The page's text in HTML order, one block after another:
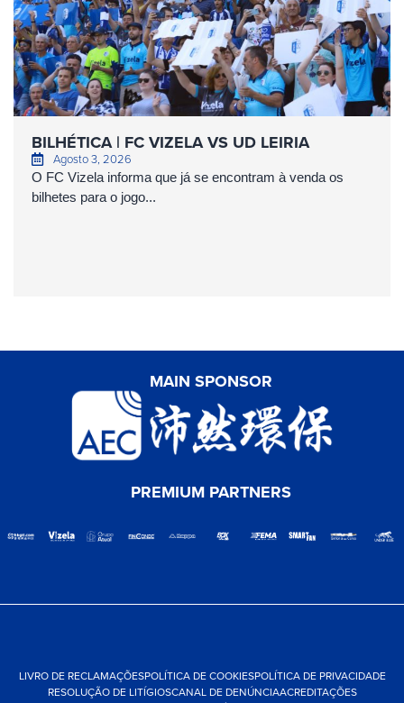
BILHÉTICA | FC VIZELA VS UD LEIRIA
Agosto 3, 2026
O FC Vizela informa que já se encontram à venda os
bilhetes para o jogo...
MAIN SPONSOR
PREMIUM PARTNERS
LIVRO DE RECLAMAÇÕESPOLÍTICA DE COOKIESPOLÍTICA DE PRIVACIDADE
RESOLUÇÃO DE LITÍGIOSCANAL DE DENÚNCIAACREDITAÇÕES